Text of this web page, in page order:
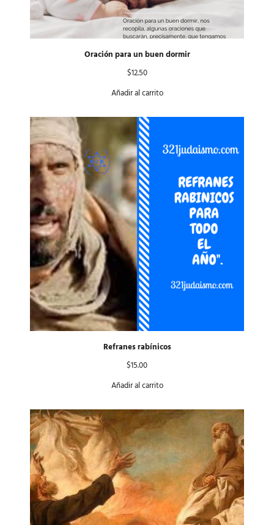
Oración para un buen dormir
$12.50
Añadir al carrito
Refranes rabínicos
$15.00
Añadir al carrito